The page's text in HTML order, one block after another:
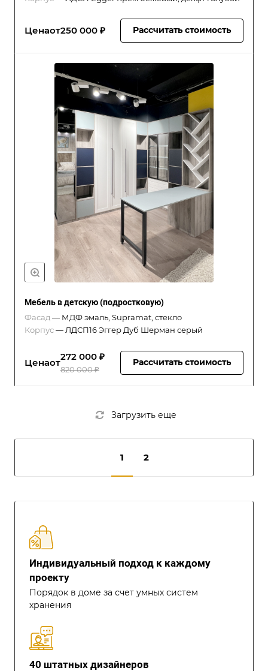
Ценаот250 000 ₽ Рассчитать стоимость
Мебель в детскую (подростковую)
Фасад — МДФ эмаль, Supramat, стекло
Корпус— ЛДСП16 Эггер Дуб Шерман серый
Ценаот
272 000 ₽
820 000 ₽
Рассчитать стоимость
Загрузить еще
1 2
Индивидуальный подход к каждому
проекту
Порядок в доме за счет умных систем
хранения
40 штатных дизайнеров